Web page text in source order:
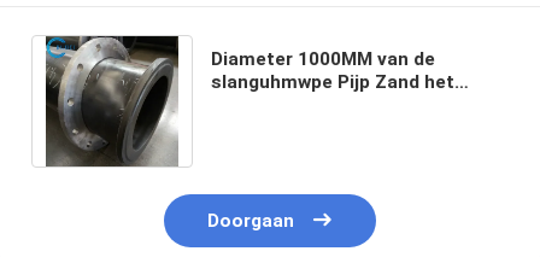
Diameter 1000MM van de
slanguhmwpe Pijp Zand het
Doorgaan